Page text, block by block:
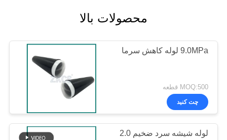
محصولات بالا
9.0MPa لوله کاهش سرما
MOQ:500 قطعه
چت کنید
لوله شیشه سرد ضخیم 2.0